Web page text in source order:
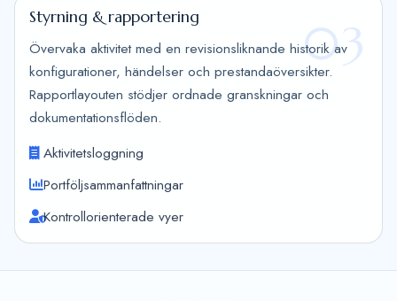
03
Styrning & rapportering
Övervaka aktivitet med en revisionsliknande historik av
konfigurationer, händelser och prestandaöversikter.
Rapportlayouten stödjer ordnade granskningar och
dokumentationsflöden.
Aktivitetsloggning
Portföljsammanfattningar
Kontrollorienterade vyer